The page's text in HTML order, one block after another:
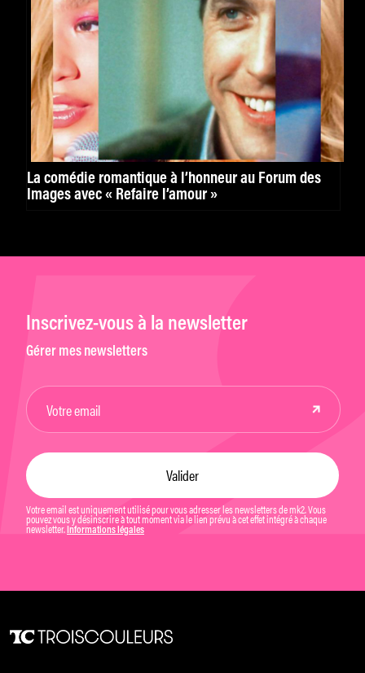
La comédie romantique à l’honneur au Forum des
Images avec « Refaire l’amour »
Inscrivez-vous à la newsletter
Gérer mes newsletters
Votre email est uniquement utilisé pour vous adresser les newsletters de mk2. Vous
pouvez vous y désinscrire à tout moment via le lien prévu à cet effet intégré à chaque
newsletter. Informations légales